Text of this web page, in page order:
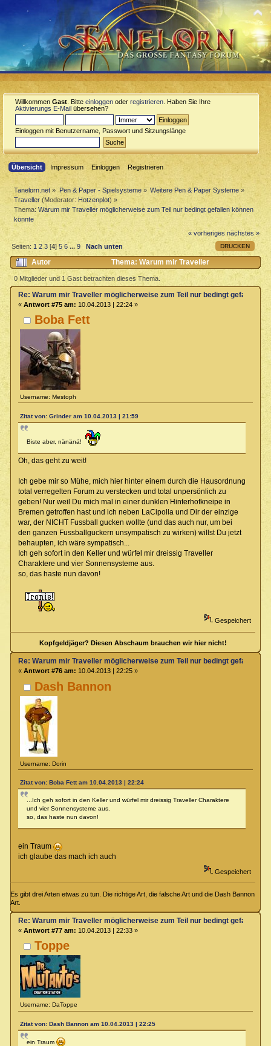
Willkommen Gast . Bitte einloggen oder registrieren . Haben Sie Ihre
Aktivierungs E-Mail übersehen?
Einloggen mit Benutzername, Passwort und Sitzungslänge
Übersicht Impressum Einloggen Registrieren
Tanelorn.net » Pen & Paper - Spielsysteme» Weitere Pen & Paper Systeme »
Traveller (Moderator: Hotzenplot) »
Thema:Warum mir Traveller möglicherweise zum Teil nur bedingt gefallen können
könnte
« vorheriges nächstes »
DRUCKEN
Seiten:1 2 3 [4]5 6 ...9 Nach unten
Autor
Thema: Warum mir Traveller
möglicherweise zum Teil nur bedingt gefallen können könnte
(Gelesen 42064 mal)
0 Mitglieder und 1 Gast betrachten dieses Thema.
Boba Fett
Username: Mestoph
Re: Warum mir Traveller möglicherweise zum Teil nur bedingt gefallen
« Antwort #75 am: 10.04.2013 | 22:24 »
Zitat von: Grinder am 10.04.2013 | 21:59
Biste aber, nänänä!
Oh, das geht zu weit!
Ich gebe mir so Mühe, mich hier hinter einem durch die Hausordnung
total verregelten Forum zu verstecken und total unpersönlich zu
geben! Nur weil Du mich mal in einer dunklen Hinterhofkneipe in
Bremen getroffen hast und ich neben LaCipolla und Dir der einzige
war, der NICHT Fussball gucken wollte (und das auch nur, um bei
den ganzen Fussballguckern unsympatisch zu wirken) willst Du jetzt
behaupten, ich wäre sympatisch...
Ich geh sofort in den Keller und würfel mir dreissig Traveller
Charaktere und vier Sonnensysteme aus.
so, das haste nun davon!
Gespeichert
Kopfgeldjäger? Diesen Abschaum brauchen wir hier nicht!
Dash Bannon
Username: Dorin
Re: Warum mir Traveller möglicherweise zum Teil nur bedingt gefallen
« Antwort #76 am: 10.04.2013 | 22:25 »
Zitat von: Boba Fett am 10.04.2013 | 22:24
...Ich geh sofort in den Keller und würfel mir dreissig Traveller Charaktere
und vier Sonnensysteme aus.
so, das haste nun davon!
ein Traum
ich glaube das mach ich auch
Gespeichert
Es gibt drei Arten etwas zu tun. Die richtige Art, die falsche Art und die Dash Bannon
Art.
Toppe
Username: DaToppe
Re: Warum mir Traveller möglicherweise zum Teil nur bedingt gefallen
« Antwort #77 am: 10.04.2013 | 22:33 »
Zitat von: Dash Bannon am 10.04.2013 | 22:25
ein Traum